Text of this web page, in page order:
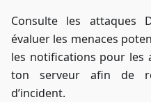
Consulte les attaques
évaluer les menaces
les notifications pour les
ton serveur afin de
d’incident.